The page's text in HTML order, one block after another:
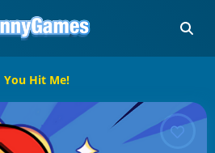
You Hit Me!